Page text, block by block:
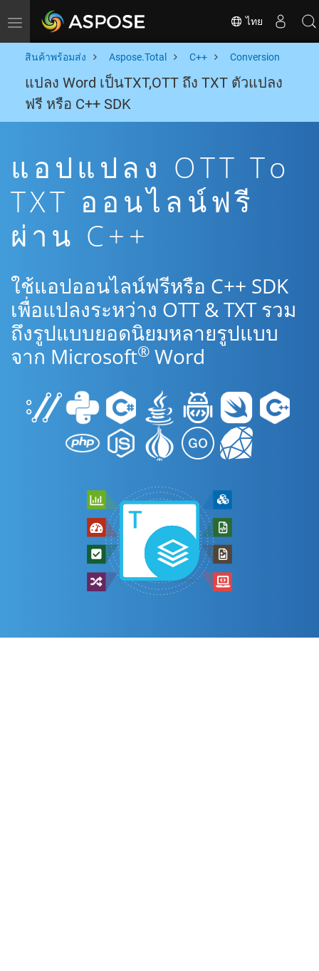
Toggle navigation ไทย
สินค้าพร้อมส่ง Aspose.Total C++ Conversion
แปลง Word เป็นTXT,OTT ถึง TXT ตัวแปลง
ฟรี หรือ C++ SDK
แอปแปลง OTT To
TXT ออนไลน์ฟรี
ผ่าน C++
ใช้แอปออนไลน์ฟรีหรือ C++ SDK
เพื่อแปลงระหว่าง OTT & TXT รวม
ถึงรูปแบบยอดนิยมหลายรูปแบบ
จาก Microsoft® Word